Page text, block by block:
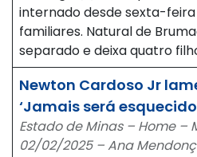
internado desde sexta-feira
familiares. Natural de
separado e deixa quatro
Newton Cardoso Jr
‘Jamais será
Estado de Minas – Home –
02/02/2025 – Ana